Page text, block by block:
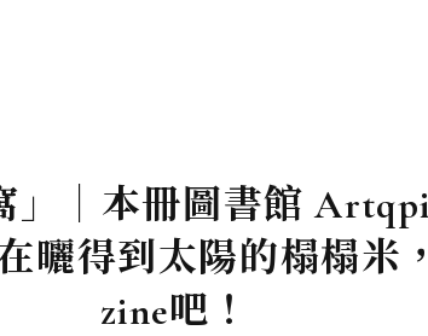
」｜本冊圖書館
曬得到太陽的榻榻米
zine吧！